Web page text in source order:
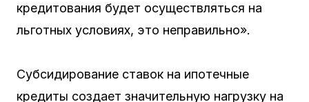
кредитования будет осуществляться на
льготных условиях, это неправильно».
Субсидирование ставок на ипотечные
кредиты создает значительную нагрузку на